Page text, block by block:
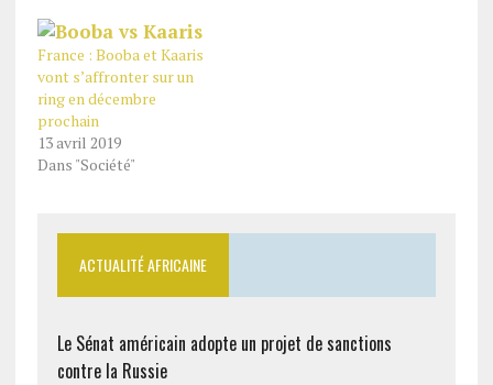
France : Booba et Kaaris
vont s’affronter sur un
ring en décembre
prochain
13 avril 2019
Dans "Société"
ACTUALITÉ AFRICAINE
Le Sénat américain adopte un projet de sanctions
contre la Russie